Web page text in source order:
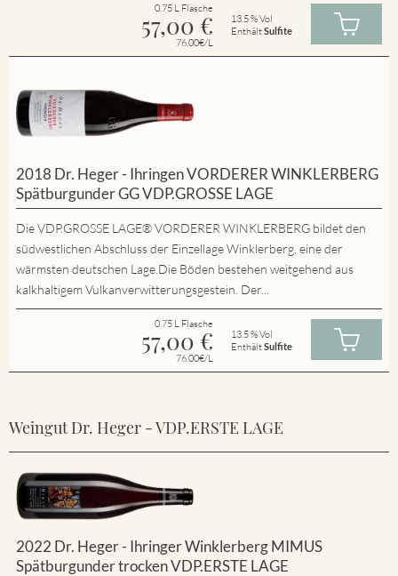
0.75 L Flasche
57,00 €
76.00€/L
13.5 % Vol
EnthältSulfite
2018 Dr. Heger - Ihringen VORDERER WINKLERBERG
Spätburgunder GG VDP.GROSSE LAGE
Die VDP.GROSSE LAGE® VORDERER WINKLERBERG bildet den
südwestlichen Abschluss der Einzellage Winklerberg, eine der
wärmsten deutschen Lage.Die Böden bestehen weitgehend aus
kalkhaltigem Vulkanverwitterungsgestein. Der...
0.75 L Flasche
57,00 €
76.00€/L
13.5 % Vol
EnthältSulfite
Weingut Dr. Heger - VDP.ERSTE LAGE
2022 Dr. Heger - Ihringer Winklerberg MIMUS
Spätburgunder trocken VDP.ERSTE LAGE